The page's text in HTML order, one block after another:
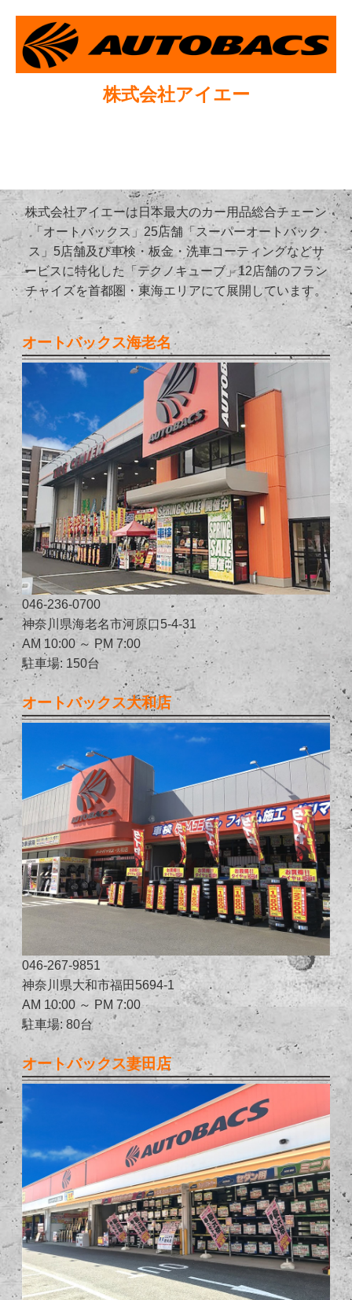
株式会社アイエー
株式会社アイエーは日本最大のカー用品総合チェーン
「オートバックス」25店舗「スーパーオートバック
ス」5店舗及び車検・板金・洗車コーティングなどサ
ービスに特化した「テクノキューブ」12店舗のフラン
チャイズを首都圏・東海エリアにて展開しています。
オートバックス海老名
046-236-0700
神奈川県海老名市河原口5-4-31
AM 10:00 ～ PM 7:00
駐車場: 150台
オートバックス大和店
046-267-9851
神奈川県大和市福田5694-1
AM 10:00 ～ PM 7:00
駐車場: 80台
オートバックス妻田店